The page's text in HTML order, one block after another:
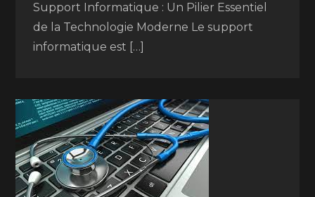
Support Informatique : Un Pilier Essentiel
de la Technologie Moderne Le support
informatique est […]